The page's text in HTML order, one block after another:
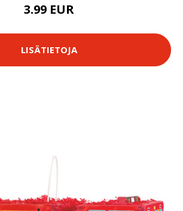
3.99 EUR
LISÄTIETOJA